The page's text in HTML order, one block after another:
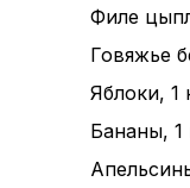
Филе
Говяжье
Яблоки, 1
Бананы, 1